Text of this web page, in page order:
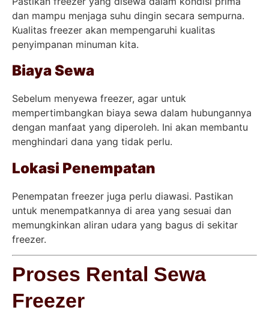
dan mampu menjaga suhu dingin secara sempurna.
Kualitas freezer akan mempengaruhi kualitas
penyimpanan minuman kita.
Biaya Sewa
Sebelum menyewa freezer, agar untuk
mempertimbangkan biaya sewa dalam hubungannya
dengan manfaat yang diperoleh. Ini akan membantu
menghindari dana yang tidak perlu.
Lokasi Penempatan
Penempatan freezer juga perlu diawasi. Pastikan
untuk menempatkannya di area yang sesuai dan
memungkinkan aliran udara yang bagus di sekitar
freezer.
Proses Rental Sewa
Freezer